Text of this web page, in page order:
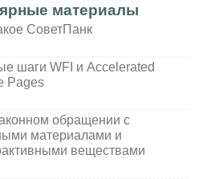
материалы
СоветПанк
шаги WFI и Accelerated
Pages
обращении с
материалами и
веществами